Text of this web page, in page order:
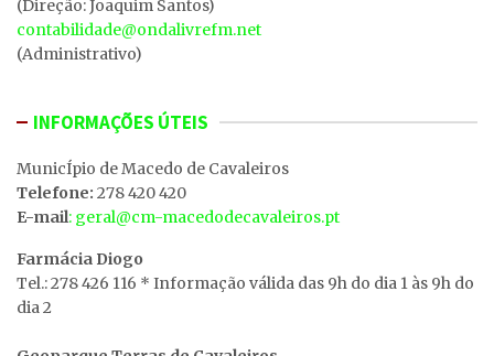
(Direção: Joaquim Santos)
contabilidade@ondalivrefm.net
(Administrativo)
INFORMAÇÕES ÚTEIS
MunicÍpio de Macedo de Cavaleiros
Telefone: 278 420 420
E-mail: geral@cm-macedodecavaleiros.pt
Farmácia Diogo
Tel.: 278 426 116 * Informação válida das 9h do dia 1 às 9h do
dia 2